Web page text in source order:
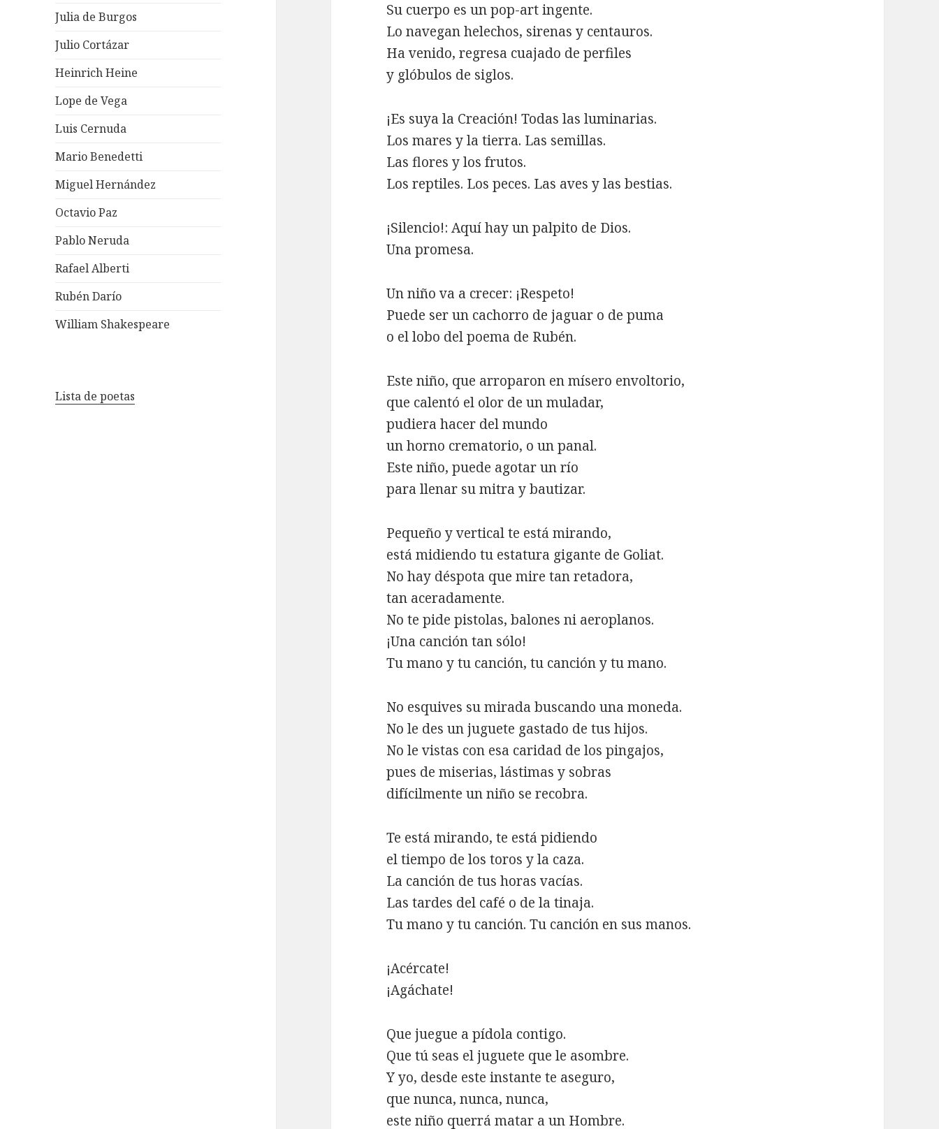
Julia de Burgos
Julio Cortázar
Heinrich Heine
Lope de Vega
Luis Cernuda
Mario Benedetti
Miguel Hernández
Octavio Paz
Pablo Neruda
Rafael Alberti
Rubén Darío
William Shakespeare
Lista de poetas
Su cuerpo es un pop-art ingente.
Lo navegan helechos, sirenas y centauros.
Ha venido, regresa cuajado de perfiles
y glóbulos de siglos.
¡Es suya la Creación! Todas las luminarias.
Los mares y la tierra. Las semillas.
Las flores y los frutos.
Los reptiles. Los peces. Las aves y las bestias.
¡Silencio!: Aquí hay un palpito de Dios.
Una promesa.
Un niño va a crecer: ¡Respeto!
Puede ser un cachorro de jaguar o de puma
o el lobo del poema de Rubén.
Este niño, que arroparon en mísero envoltorio,
que calentó el olor de un muladar,
pudiera hacer del mundo
un horno crematorio, o un panal.
Este niño, puede agotar un río
para llenar su mitra y bautizar.
Pequeño y vertical te está mirando,
está midiendo tu estatura gigante de Goliat.
No hay déspota que mire tan retadora,
tan aceradamente.
No te pide pistolas, balones ni aeroplanos.
¡Una canción tan sólo!
Tu mano y tu canción, tu canción y tu mano.
No esquives su mirada buscando una moneda.
No le des un juguete gastado de tus hijos.
No le vistas con esa caridad de los pingajos,
pues de miserias, lástimas y sobras
difícilmente un niño se recobra.
Te está mirando, te está pidiendo
el tiempo de los toros y la caza.
La canción de tus horas vacías.
Las tardes del café o de la tinaja.
Tu mano y tu canción. Tu canción en sus manos.
¡Acércate!
¡Agáchate!
Que juegue a pídola contigo.
Que tú seas el juguete que le asombre.
Y yo, desde este instante te aseguro,
que nunca, nunca, nunca,
este niño querrá matar a un Hombre.